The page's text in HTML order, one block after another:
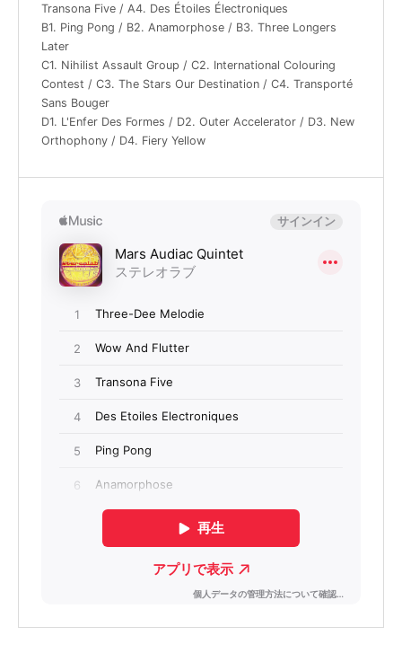
Transona Five / A4. Des Étoiles Électroniques
B1. Ping Pong / B2. Anamorphose / B3. Three Longers
Later
C1. Nihilist Assault Group / C2. International Colouring
Contest / C3. The Stars Our Destination / C4. Transporté
Sans Bouger
D1. L'Enfer Des Formes / D2. Outer Accelerator / D3. New
Orthophony / D4. Fiery Yellow